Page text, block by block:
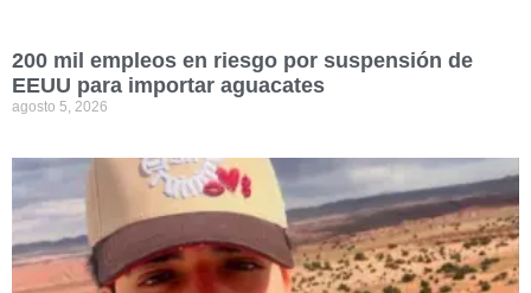
200 mil empleos en riesgo por suspensión de
EEUU para importar aguacates
agosto 5, 2026